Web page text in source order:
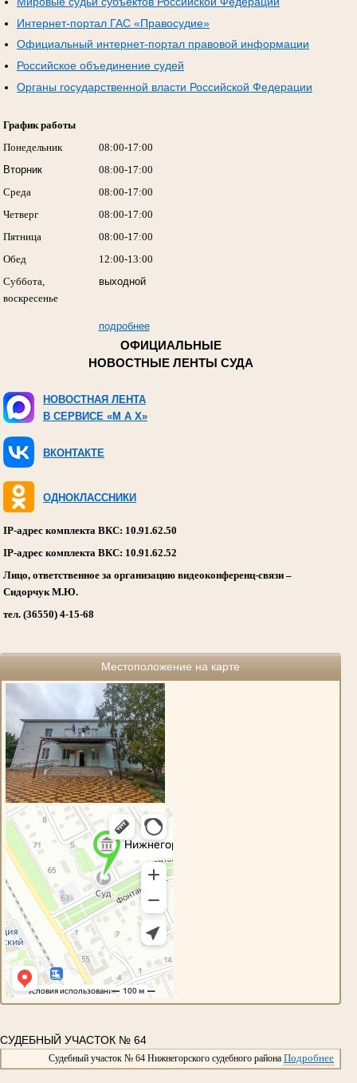
Интернет-портал ГАС «Правосудие»
Официальный интернет-портал правовой информации
Российское объединение судей
Органы государственной власти Российской Федерации
График работы
Понедельник
08:00-17:00
Вторник
08:00-17:00
Среда
08:00-17:00
Четверг
08:00-17:00
Пятница
08:00-17:00
Обед
12:00-13:00
Суббота,
воскресенье
выходной
подробнее
ОФИЦИАЛЬНЫЕ
НОВОСТНЫЕ ЛЕНТЫ СУДА
НОВОСТНАЯ ЛЕНТА
В СЕРВИСЕ «M A X»
ВКОНТАКТЕ
ОДНОКЛАССНИКИ
IP-адрес комплекта ВКС: 10.91.62.50
IP-адрес комплекта ВКС: 10.91.62.52
Лицо, ответственное за организацию видеоконференц-связи –
Сидорчук М.Ю.
тел. (36550) 4-15-68
Местоположение на карте
СУДЕБНЫЙ УЧАСТОК № 64
Судебный участок № 64 Нижнегорского судебного района Подробнее